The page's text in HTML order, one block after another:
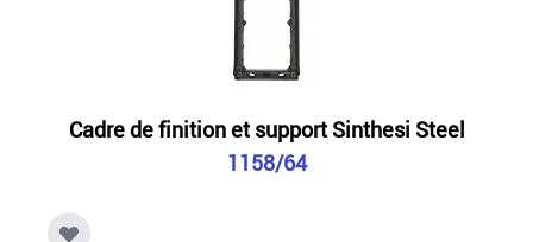
Cadre de finition et support Sinthesi Steel
1158/64